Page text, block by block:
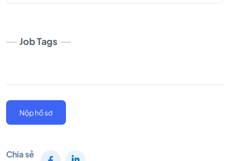
Job Tags
Nộp hồ sơ
Chia sẻ